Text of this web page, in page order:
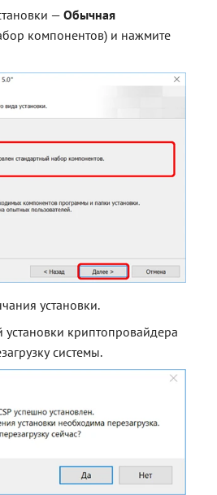
—Обычная
компонентов) и нажмите
установки.
криптопровайдера
системы.